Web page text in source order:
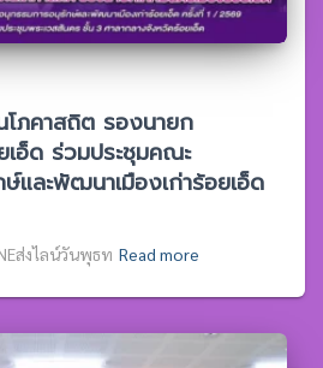
โภคาสถิต รองนายก
เอ็ด ร่วมประชุมคณะ
และพัฒนาเมืองเก่าร้อยเอ็ด
ส่งไลน์วันพุธท Read more